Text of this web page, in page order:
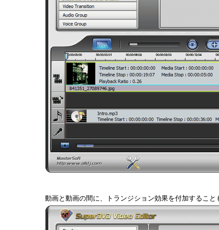
動画と動画の間に、トランジション効果を付加すること